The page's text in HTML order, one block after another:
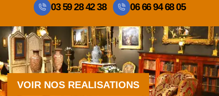
03 59 28 42 38 06 66 94 68 05
VOIR NOS REALISATIONS